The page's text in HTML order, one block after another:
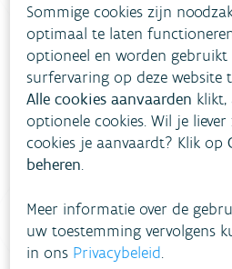
Heb je vragen?
Bekijk het overzicht van
Niet gevonden wat je zocht?
Bel gratis 1700
Sommige cookies zijn
optimaal te laten
optioneel en worden
surfervaring op deze website
Alle cookies aanvaarden klikt,
optionele cookies. Wil je liever
cookies je aanvaardt? Klik op
beheren.
Meer informatie over de
uw toestemming vervolgens
in ons Privacybeleid.